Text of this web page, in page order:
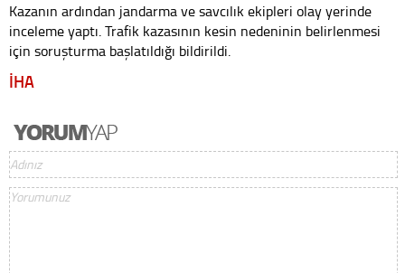
Kazanın ardından jandarma ve savcılık ekipleri olay yerinde
inceleme yaptı. Trafik kazasının kesin nedeninin belirlenmesi
için soruşturma başlatıldığı bildirildi.
İHA